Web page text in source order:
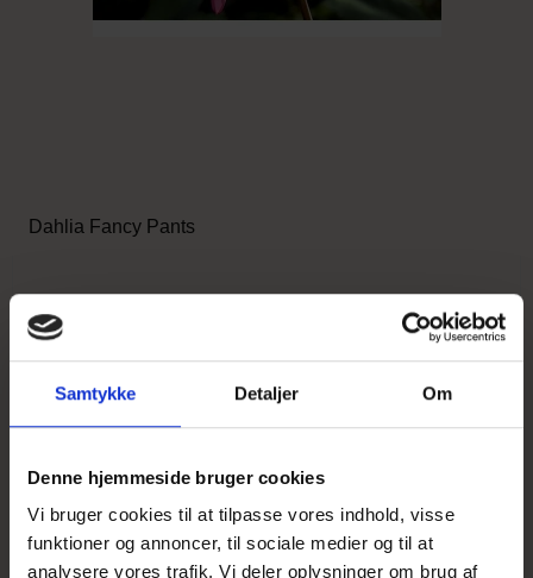
Samtykke Detaljer Om
Denne hjemmeside bruger cookies
Vi bruger cookies til at tilpasse vores indhold, visse
funktioner og annoncer, til sociale medier og til at
analysere vores trafik. Vi deler oplysninger om brug af
Dahlia Fancy Pants
28,95 DKK
UDSOLGT